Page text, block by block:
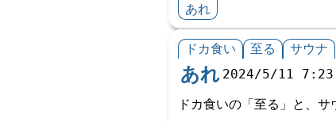
あれ
ドカ食い 至る サウナ
あれ 2024/5/11
ドカ食いの「至る」と、